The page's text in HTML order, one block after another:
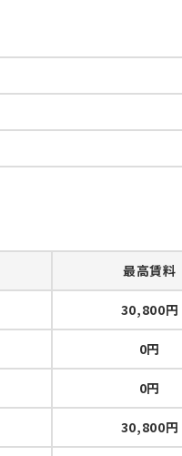
最高賃料
30,800円
0円
0円
30,800円